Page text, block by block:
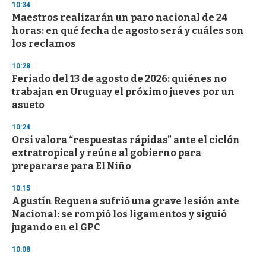
d
s
o
f
3
s
e
c
o
n
10:34
Maestros realizarán un paro nacional de 24
horas: en qué fecha de agosto será y cuáles son
los reclamos
10:28
Feriado del 13 de agosto de 2026: quiénes no
trabajan en Uruguay el próximo jueves por un
asueto
10:24
Orsi valora “respuestas rápidas” ante el ciclón
extratropical y reúne al gobierno para
prepararse para El Niño
10:15
Agustín Requena sufrió una grave lesión ante
Nacional: se rompió los ligamentos y siguió
jugando en el GPC
10:08